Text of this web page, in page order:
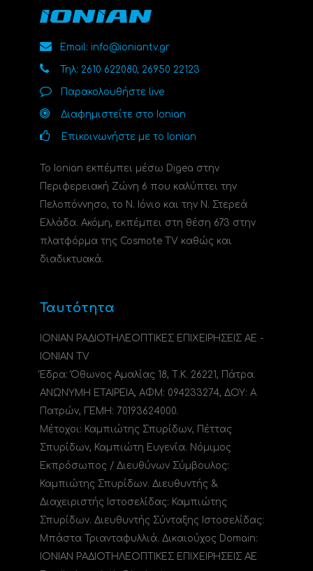
Email: info@ioniantv.gr
Τηλ: 2610 622080, 26950 22123
Παρακολουθήστε live
Διαφημιστείτε στο Ionian
Επικοινωνήστε με το Ionian
Το Ionian εκπέμπει μέσω Digea στην
Περιφερειακή Ζώνη 6 που καλύπτει την
Πελοπόννησο, το N. Ιόνιο και την Ν. Στερεά
Ελλάδα. Ακόμη, εκπέμπει στη θέση 673 στην
πλατφόρμα της Cosmote TV καθώς και
διαδικτυακά.
Ταυτότητα
ΙΟΝΙΑΝ ΡΑΔΙΟΤΗΛΕΟΠΤΙΚΕΣ ΕΠΙΧΕΙΡΗΣΕΙΣ ΑΕ -
IONIAN TV
Έδρα: Όθωνος Αμαλίας 18, Τ.Κ. 26221, Πάτρα.
ΑΝΩΝΥΜΗ ΕΤΑΙΡΕΙΑ, ΑΦΜ: 094233274, ΔΟΥ: A
Πατρών, ΓΕΜΗ: 70193624000.
Μέτοχοι: Καμπιώτης Σπυρίδων, Πέττας
Σπυρίδων, Καμπιώτη Ευγενία. Νόμιμος
Εκπρόσωπος / Διευθύνων Σύμβουλος:
Καμπιώτης Σπυρίδων. Διευθυντής &
Διαχειριστής Ιστοσελίδας: Καμπιώτης
Σπυρίδων. Διευθυντής Σύνταξης Ιστοσελίδας:
Μπάστα Τριανταφυλλιά. Δικαιούχος Domain:
ΙΟΝΙΑΝ ΡΑΔΙΟΤΗΛΕΟΠΤΙΚΕΣ ΕΠΙΧΕΙΡΗΣΕΙΣ ΑΕ